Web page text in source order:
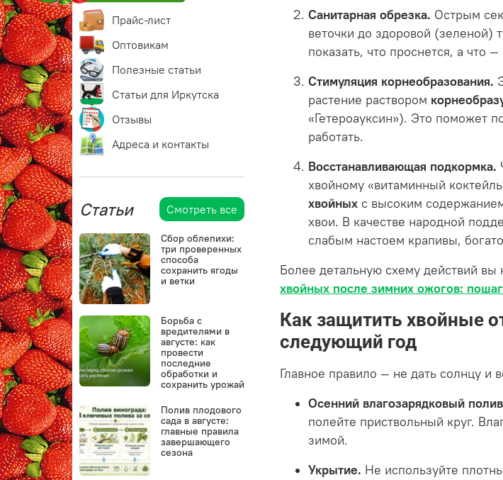
Санитарная обрезка. Острым
веточки до здоровой (зеленой)
показать, что проснется, а что —
Стимуляция корнеобразования.
растение раствором
«Гетероауксин»). Это поможет
работать.
Восстанавливающая подкормка.
хвойному «витаминный
хвойных с высоким
хвои. В качестве народной
слабым настоем крапивы,
Более детальную схему действий вы
хвойных после зимних ожогов:
Как защитить хвойные
следующий год
Главное правило — не дать солнцу и
Осенний влагозарядковый
полейте приствольный круг.
зимой.
Укрытие. Не используйте
Прайс-лист
Оптовикам
Полезные статьи
Статьи для Иркутска
Отзывы
Адреса и контакты
Статьи Смотреть все
Сбор облепихи:
три проверенных
способа
сохранить ягоды
и ветки
Борьба с
вредителями в
августе: как
провести
последние
обработки и
сохранить урожай
Полив плодового
сада в августе:
главные правила
завершающего
сезона